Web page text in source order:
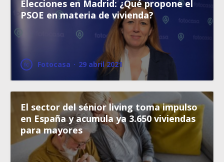
Elecciones en Madrid: ¿Qué propone el
PSOE en materia de vivienda?
Fotocasa · 29 abril 2021
El sector del sénior living toma impulso
en España y acumula ya 3.650 viviendas
para mayores